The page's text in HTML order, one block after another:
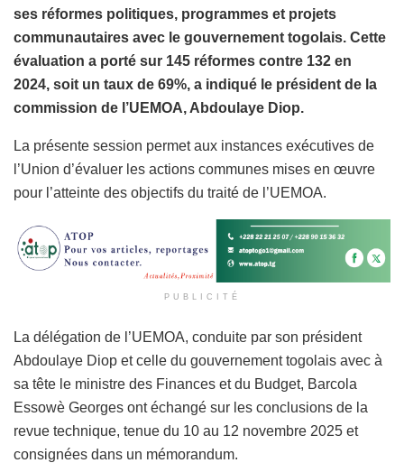
ses réformes politiques, programmes et projets
communautaires avec le gouvernement togolais. Cette
évaluation a porté sur 145 réformes contre 132 en
2024, soit un taux de 69%, a indiqué le président de la
commission de l’UEMOA, Abdoulaye Diop.
La présente session permet aux instances exécutives de
l’Union d’évaluer les actions communes mises en œuvre
pour l’atteinte des objectifs du traité de l’UEMOA.
PUBLICITÉ
La délégation de l’UEMOA, conduite par son président
Abdoulaye Diop et celle du gouvernement togolais avec à
sa tête le ministre des Finances et du Budget, Barcola
Essowè Georges ont échangé sur les conclusions de la
revue technique, tenue du 10 au 12 novembre 2025 et
consignées dans un mémorandum.